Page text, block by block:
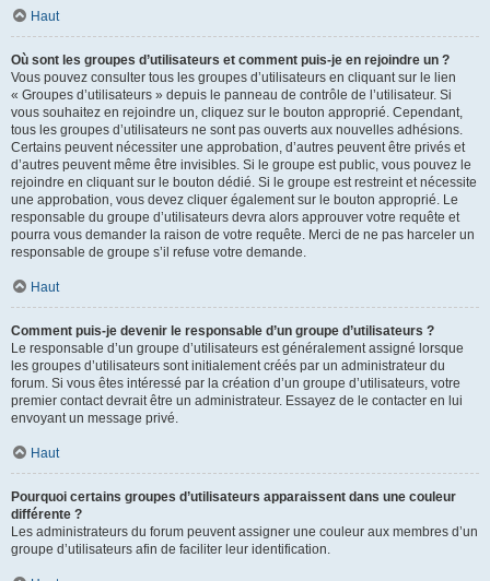
Haut
Où sont les groupes d’utilisateurs et comment puis-je en rejoindre un ?
Vous pouvez consulter tous les groupes d’utilisateurs en cliquant sur le lien
« Groupes d’utilisateurs » depuis le panneau de contrôle de l’utilisateur. Si
vous souhaitez en rejoindre un, cliquez sur le bouton approprié. Cependant,
tous les groupes d’utilisateurs ne sont pas ouverts aux nouvelles adhésions.
Certains peuvent nécessiter une approbation, d’autres peuvent être privés et
d’autres peuvent même être invisibles. Si le groupe est public, vous pouvez le
rejoindre en cliquant sur le bouton dédié. Si le groupe est restreint et nécessite
une approbation, vous devez cliquer également sur le bouton approprié. Le
responsable du groupe d’utilisateurs devra alors approuver votre requête et
pourra vous demander la raison de votre requête. Merci de ne pas harceler un
responsable de groupe s’il refuse votre demande.
Haut
Comment puis-je devenir le responsable d’un groupe d’utilisateurs ?
Le responsable d’un groupe d’utilisateurs est généralement assigné lorsque
les groupes d’utilisateurs sont initialement créés par un administrateur du
forum. Si vous êtes intéressé par la création d’un groupe d’utilisateurs, votre
premier contact devrait être un administrateur. Essayez de le contacter en lui
envoyant un message privé.
Haut
Pourquoi certains groupes d’utilisateurs apparaissent dans une couleur
différente ?
Les administrateurs du forum peuvent assigner une couleur aux membres d’un
groupe d’utilisateurs afin de faciliter leur identification.